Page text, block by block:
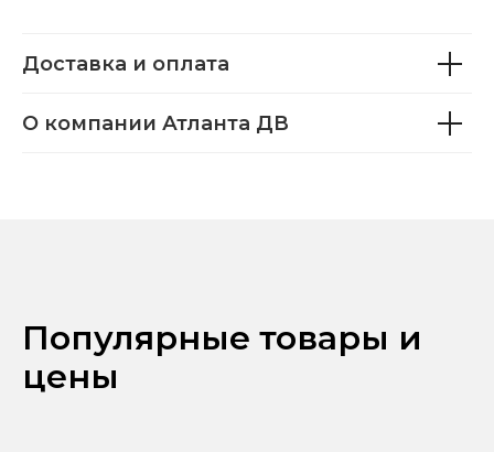
Доставка и оплата
О компании Атланта ДВ
Популярные товары и
цены